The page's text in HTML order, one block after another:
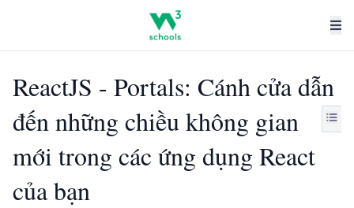
ReactJS - Portals: Cánh cửa dẫn
đến những chiều không gian
mới trong các ứng dụng React
của bạn